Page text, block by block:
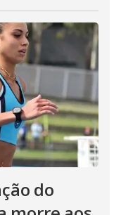
do